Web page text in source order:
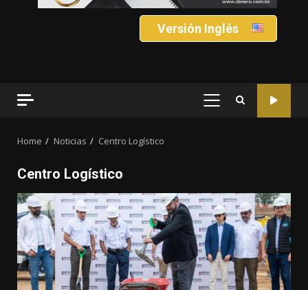
Versión Inglés
PRIMARY
Home Noticias Centro Logístico
Centro Logístico